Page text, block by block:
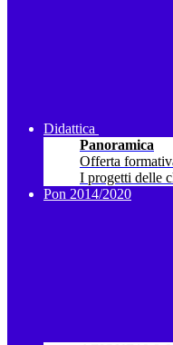
Didattica
Panoramica
Offerta
I progetti delle
Pon 2014/2020